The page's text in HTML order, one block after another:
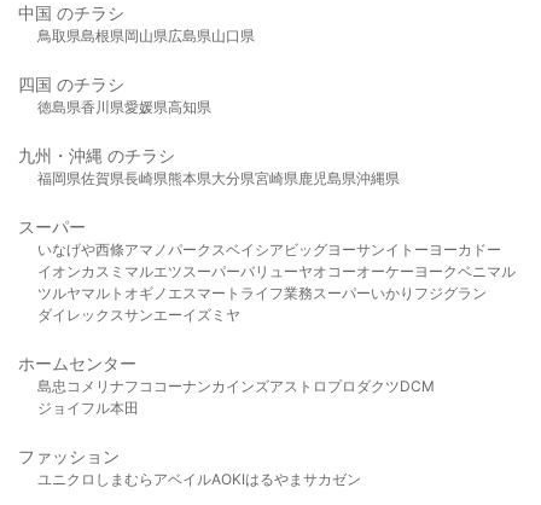
中国 のチラシ
鳥取県島根県岡山県広島県山口県
四国 のチラシ
徳島県香川県愛媛県高知県
九州・沖縄 のチラシ
福岡県佐賀県長崎県熊本県大分県宮崎県鹿児島県沖縄県
スーパー
いなげや西條アマノパークスベイシア ビッグヨーサンイトーヨーカドー
イオンカスミ マルエツスーパーバリューヤオコーオーケー ヨークベニマル
ツルヤマルト オギノ エスマート ライフ業務スーパーいかり フジグラン
ダイレックスサンエーイズミヤ
ホームセンター
島忠 コメリ ナフコ コーナンカインズアストロプロダクツDCM
ジョイフル本田
ファッション
ユニクロ しまむら アベイルAOKIはるやま サカゼン